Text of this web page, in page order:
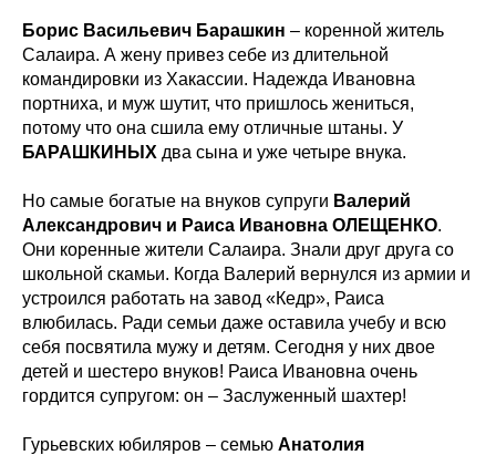
Борис Васильевич Барашкин – коренной житель
Салаира. А жену привез себе из длительной
командировки из Хакассии. Надежда Ивановна
портниха, и муж шутит, что пришлось жениться,
потому что она сшила ему отличные штаны. У
БАРАШКИНЫХ два сына и уже четыре внука.
Но самые богатые на внуков супруги Валерий
Александрович и Раиса Ивановна ОЛЕЩЕНКО.
Они коренные жители Салаира. Знали друг друга со
школьной скамьи. Когда Валерий вернулся из армии и
устроился работать на завод «Кедр», Раиса
влюбилась. Ради семьи даже оставила учебу и всю
себя посвятила мужу и детям. Сегодня у них двое
детей и шестеро внуков! Раиса Ивановна очень
гордится супругом: он – Заслуженный шахтер!
Гурьевских юбиляров – семью Анатолия